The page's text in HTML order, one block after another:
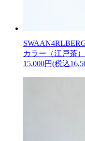
カラー（江戸茶）
15,000円(税込